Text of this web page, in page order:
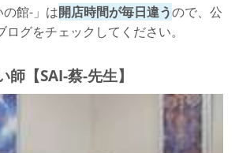
の館-」は開店時間が毎日違うので、公
グをチェックしてください。
【SAI-蔡-先生】